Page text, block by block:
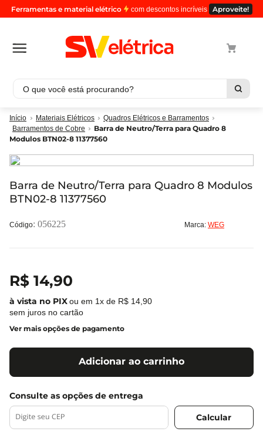
Ferramentas e material elétrico com descontos incríveis Aproveite!
O que você está procurando?
Materiais Elétricos
Quadros Elétricos e Barramentos
Barramentos de Cobre
Barra de Neutro/Terra para Quadro 8
Modulos BTN02-8 11377560
Barra de Neutro/Terra para Quadro 8 Modulos
BTN02-8 11377560
: 056225 Marca: WEG
R$ 14,90
ou em 1x de R$ 14 90
sem juros no cartão
Ver mais opções de pagamento
Adicionar ao carrinho
Termos mais buscados
1º cabo
2º luminaria
4º 4